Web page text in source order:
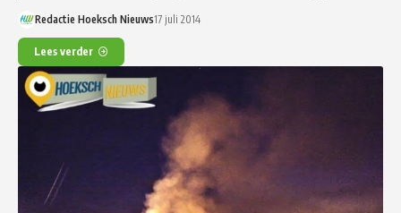
Redactie Hoeksch Nieuws17 juli 2014
Lees verder